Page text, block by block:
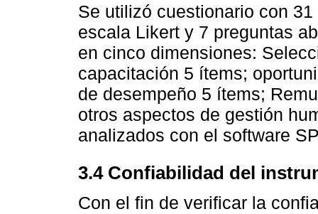
Se utilizó cuestionario con
escala Likert y 7 preguntas
en cinco dimensiones:
capacitación 5 ítems;
de desempeño 5 ítems;
otros aspectos de gestión
analizados con el software
3.4 Confiabilidad del
Con el fin de verificar la